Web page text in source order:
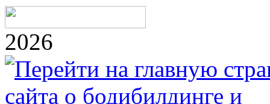
2026